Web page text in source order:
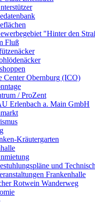
"Hinter den
Fluß
Center Obernburg (ICO)
/ ProZent
Erlenbach a. Main GmbH
Kräutergarten
und
Frankenhalle
Rotwein Wanderweg